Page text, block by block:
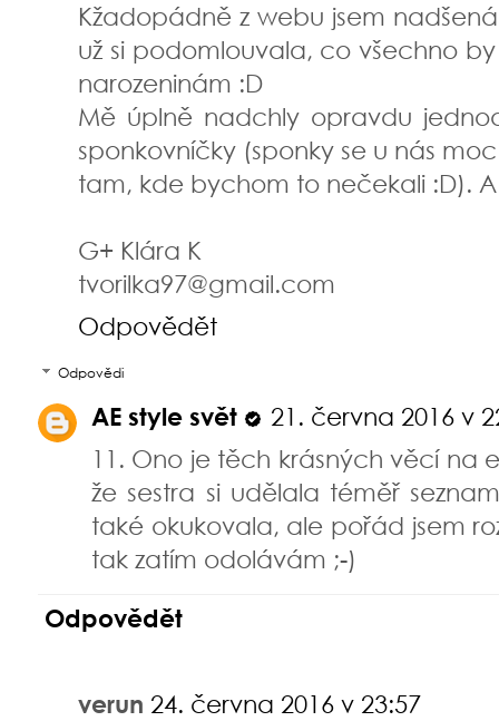
Kžadopádně z webu jsem
už si podomlouvala, co všechno
narozeninám :D
Mě úplně nadchly opravdu
sponkovníčky (sponky se u nás
tam, kde bychom to nečekali :D).
G+ Klára K
tvorilka97@gmail.com
Odpovědět
Odpovědi
AE style svět
21. června 2016 v
11. Ono je těch krásných věcí na
že sestra si udělala téměř
také okukovala, ale pořád jsem
tak zatím odolávám ;-)
Odpovědět
verun 24. června 2016 v 23:57